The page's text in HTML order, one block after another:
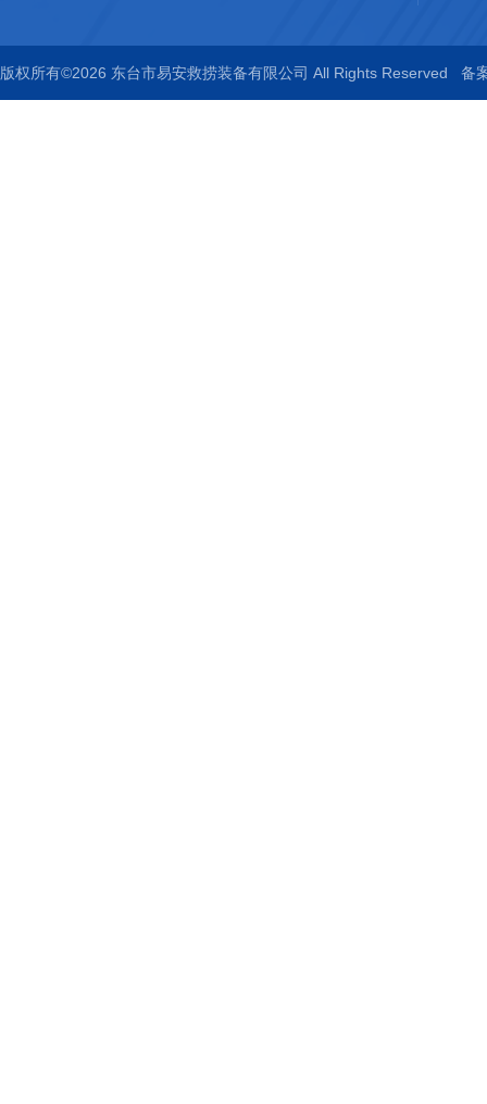
版权所有©2026 东台市易安救捞装备有限公司 All Rights Reserved 备